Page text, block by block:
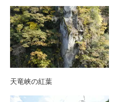
天竜峡の紅葉